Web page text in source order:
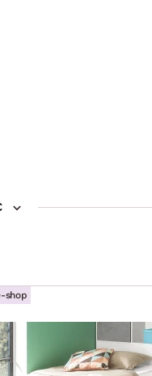
ako združený
shop